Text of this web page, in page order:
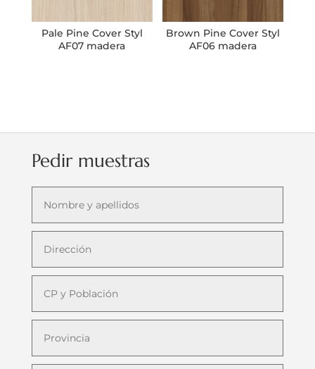
Pale Pine Cover Styl
AF07 madera
Brown Pine Cover Styl
AF06 madera
Pedir muestras